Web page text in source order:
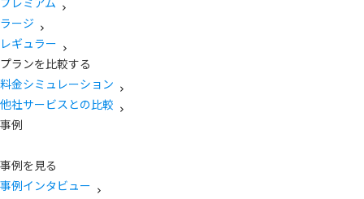
プレミアム
ラージ
レギュラー
プランを比較する
料金シミュレーション
他社サービスとの比較
事例
事例を見る
事例インタビュー